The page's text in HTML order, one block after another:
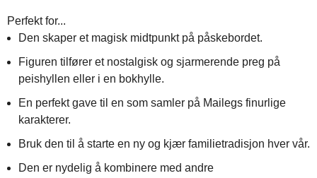
Perfekt for...
Den skaper et magisk midtpunkt på påskebordet.
Figuren tilfører et nostalgisk og sjarmerende preg på
peishyllen eller i en bokhylle.
En perfekt gave til en som samler på Mailegs finurlige
karakterer.
Bruk den til å starte en ny og kjær familietradisjon hver vår.
Den er nydelig å kombinere med andre